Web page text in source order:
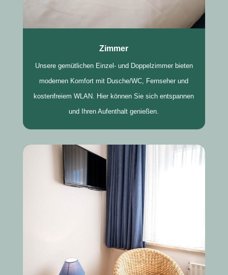
Zimmer
Unsere gemütlichen Einzel- und Doppelzimmer bieten
modernen Komfort mit Dusche/WC, Fernseher und
kostenfreiem WLAN. Hier können Sie sich entspannen
und Ihren Aufenthalt genießen.